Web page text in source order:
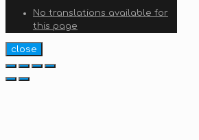
No translations available for
this page
close